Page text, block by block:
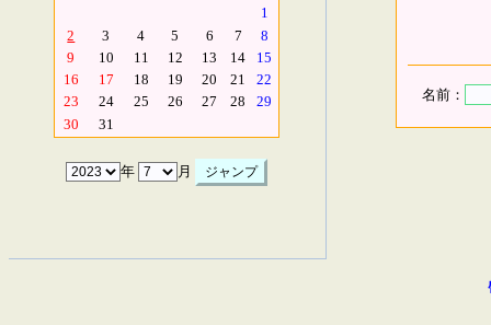
1
2
3 4 5 6 7
8
9
10 11 12 13 14
15
16
17 18 19 20 21
22
23
24 25 26 27 28
29
30
31
年 月
名前：